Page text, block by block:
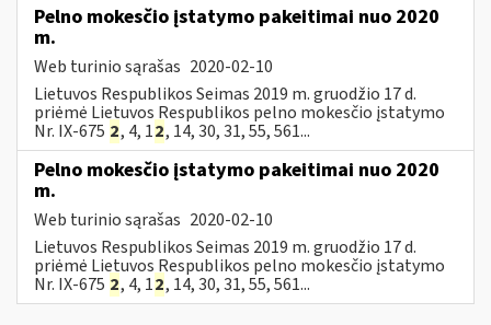
Pelno mokesčio įstatymo pakeitimai nuo 2020
m.
Web turinio sąrašas 2020-02-10
Lietuvos Respublikos Seimas 2019 m. gruodžio 17 d.
priėmė Lietuvos Respublikos pelno mokesčio įstatymo
Nr. IX-675 2, 4, 12, 14, 30, 31, 55, 561...
Pelno mokesčio įstatymo pakeitimai nuo 2020
m.
Web turinio sąrašas 2020-02-10
Lietuvos Respublikos Seimas 2019 m. gruodžio 17 d.
priėmė Lietuvos Respublikos pelno mokesčio įstatymo
Nr. IX-675 2, 4, 12, 14, 30, 31, 55, 561...